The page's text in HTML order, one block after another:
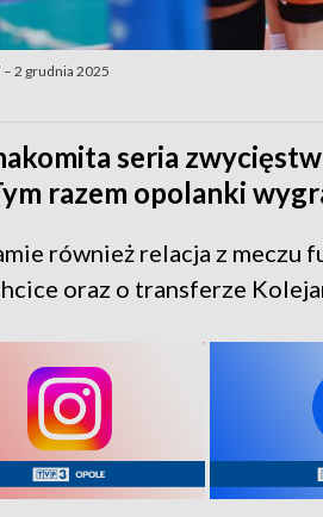
– 2 grudnia 2025
seria
razem opolanki
również relacja z meczu
oraz o transferze